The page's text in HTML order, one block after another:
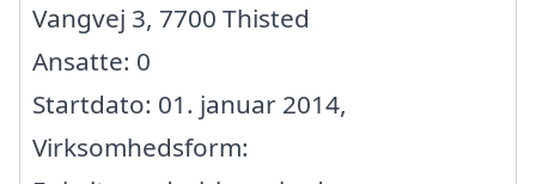
Vangvej 3, 7700 Thisted
Ansatte: 0
Startdato: 01. januar 2014,
Virksomhedsform: